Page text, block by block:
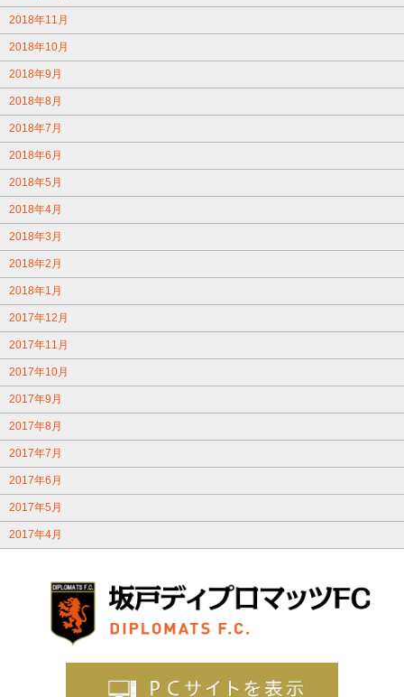
2018年11月
2018年10月
2018年9月
2018年8月
2018年7月
2018年6月
2018年5月
2018年4月
2018年3月
2018年2月
2018年1月
2017年12月
2017年11月
2017年10月
2017年9月
2017年8月
2017年7月
2017年6月
2017年5月
2017年4月